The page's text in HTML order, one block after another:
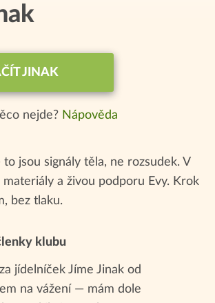
JINAK
nejde? Nápověda
jsou signály těla, ne rozsudek. V
a živou podporu Evy. Krok
bez tlaku.
klubu
jídelníček Jíme Jinak od
na vážení — mám dole